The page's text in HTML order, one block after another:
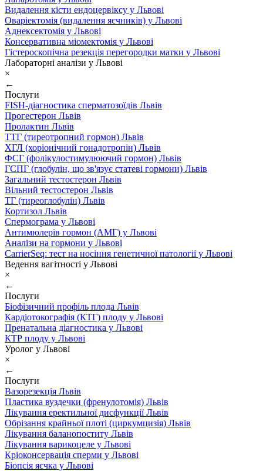
Видалення кісти ендоцервіксу у Львові
Оваріектомія (видалення яєчників) у Львові
Аднексектомія у Львові
Консервативна міомектомія у Львові
Гістероскопічна резекція перегородки матки у Львові
Лабораторні аналізи у Львові
×
←
Послуги
FISH-діагностика сперматозоїдів Львів
Прогестерон Львів
Пролактин Львів
ТТГ (тиреотропний гормон) Львів
ХГЛ (хоріонічний гонадотропін) Львів
ФСГ (фолікулостимулюючий гормон) Львів
ГСПГ (глобулін, що зв'язує статеві гормони) Львів
Загальний тестостерон Львів
Вільний тестостерон Львів
ТГ (тиреоглобулін) Львів
Кортизол Львів
Спермограма у Львові
Антимюлерів гормон (АМГ) у Львові
Аналізи на гормони у Львові
CarrierSeq: тест на носіння генетичної патології у Львові
Ведення вагітності у Львові
×
←
Послуги
Біофізичний профіль плода Львів
Кардіотокографія (КТГ) плоду у Львові
Пренатальна діагностика у Львові
КТР плоду у Львові
Уролог у Львові
×
←
Послуги
Вазорезекція Львів
Пластика вуздечки (френулотомія) Львів
Лікування еректильної дисфункції Львів
Обрізання крайньої плоті (циркумцизія) Львів
Лікування баланопоститу Львів
Лікування варикоцеле у Львові
Кріоконсервація сперми у Львові
Біопсія яєчка у Львові